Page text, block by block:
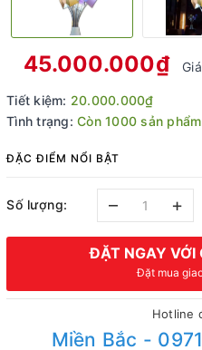
45.000.000₫
Tiết kiệm: 20.000.000₫
Tình trạng: Còn 1000 sản phẩm
ĐẶC ĐIỂM NỔI BẬT
Số lượng: – +
ĐẶT NGAY VỚI
Đặt mua
Hotline
Miền Bắc -